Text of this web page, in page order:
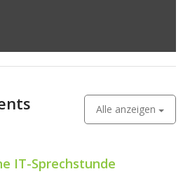
Alle anzeigen
IT-Sprechstunde